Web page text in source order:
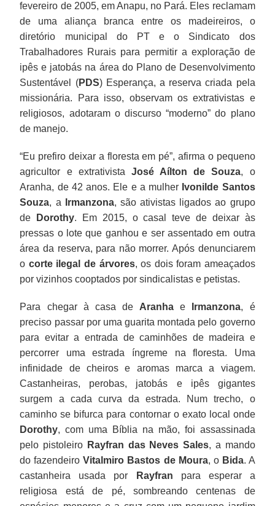
fevereiro de 2005, em Anapu, no Pará. Eles reclamam
de uma aliança branca entre os madeireiros, o
diretório municipal do PT e o Sindicato dos
Trabalhadores Rurais para permitir a exploração de
ipês e jatobás na área do Plano de Desenvolvimento
Sustentável (PDS) Esperança, a reserva criada pela
missionária. Para isso, observam os extrativistas e
religiosos, adotaram o discurso “moderno” do plano
de manejo.
“Eu prefiro deixar a floresta em pé”, afirma o pequeno
agricultor e extrativista José Aílton de Souza, o
Aranha, de 42 anos. Ele e a mulher Ivonilde Santos
Souza, a Irmanzona, são ativistas ligados ao grupo
de
Dorothy. Em 2015, o casal teve de deixar às
pressas o lote que ganhou e ser assentado em outra
área da reserva, para não morrer. Após denunciarem
o corte ilegal de árvores, os dois foram ameaçados
por vizinhos cooptados por sindicalistas e petistas.
Para chegar à casa de Aranha e Irmanzona, é
preciso passar por uma guarita montada pelo governo
para evitar a entrada de caminhões de madeira e
percorrer uma estrada íngreme na floresta. Uma
infinidade de cheiros e aromas marca a viagem.
Castanheiras, perobas, jatobás e ipês gigantes
surgem a cada curva da estrada. Num trecho, o
caminho se bifurca para contornar o exato local onde
Dorothy, com uma Bíblia na mão, foi assassinada
pelo pistoleiro Rayfran das Neves Sales, a mando
do fazendeiroVitalmiro Bastos de Moura, o Bida. A
castanheira usada por
Rayfran para esperar a
religiosa está de pé, sombreando centenas de